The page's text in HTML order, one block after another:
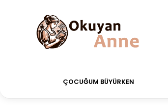
siparişler Aynı Gün Kargo!
ÇOCUĞUM BÜYÜRKEN